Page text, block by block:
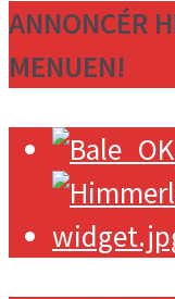
ANNONCÉR
MENUEN!